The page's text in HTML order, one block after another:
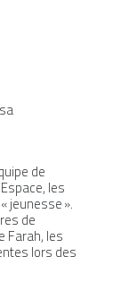
de
les
jeunesse ».
de
Farah, les
lors des